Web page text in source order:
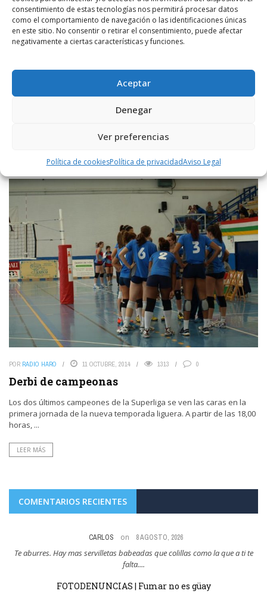
consentimiento de estas tecnologías nos permitirá procesar datos
como el comportamiento de navegación o las identificaciones únicas
en este sitio. No consentir o retirar el consentimiento, puede afectar
negativamente a ciertas características y funciones.
Aceptar
Denegar
Ver preferencias
Política de cookiesPolítica de privacidadAviso Legal
Fin de semana de ‘derbis’
Haro Rioja Voley y Haro Deportivo protagonizarán dos de las citas
POR RADIO HARO 11 OCTUBRE, 2014 1313 0
Derbi de campeonas
Los dos últimos campeones de la Superliga se ven las caras en la
primera jornada de la nueva temporada liguera. A partir de las 18,00
horas, ...
LEER MÁS
COMENTARIOS RECIENTES
CARLOS on 8 AGOSTO, 2026
Te aburres. Hay mas servilletas babeadas que colillas como la que a ti te
falta....
FOTODENUNCIAS | Fumar no es güay